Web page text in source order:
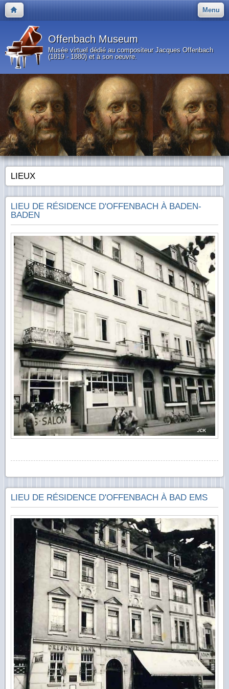
Menu
Offenbach Museum
Musée virtuel dédié au compositeur Jacques Offenbach
(1819 - 1880) et à son oeuvre.
LIEUX
LIEU DE RÉSIDENCE D'OFFENBACH À BADEN-
BADEN
LIEU DE RÉSIDENCE D'OFFENBACH À BAD EMS